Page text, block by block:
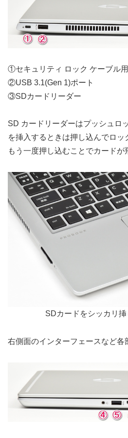
①セキュリティ ロック ケーブル
②USB 3.1(Gen 1)ポート
③SDカードリーダー
SD カードリーダーはプッシュロ
を挿入するときは押し込んでロ
もう一度押し込むことでカードが
SDカードをシッカリ
右側面のインターフェースなど各